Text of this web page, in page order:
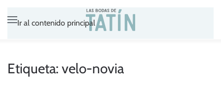
Ir al contenido principal
Etiqueta: velo-novia